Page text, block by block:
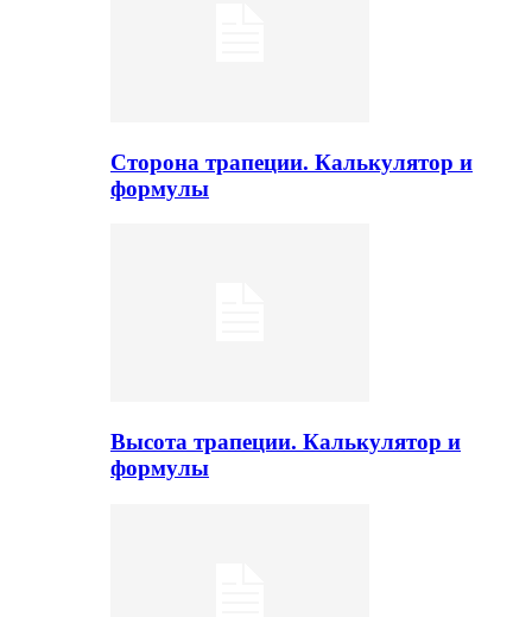
Сторона трапеции. Калькулятор и
формулы
Высота трапеции. Калькулятор и
формулы